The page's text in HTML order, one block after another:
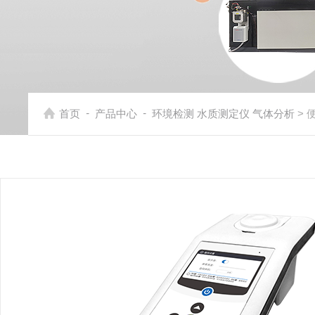
首页 - 产品中心 - 环境检测 水质测定仪 气体分析 >